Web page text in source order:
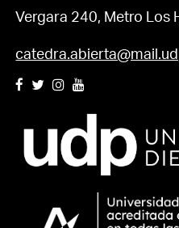
Vergara 240, Metro Los